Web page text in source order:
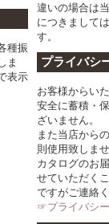
種振
ま
表示
違いの場合は
につきまして
す。
プライバシ
お客様からい
安全に蓄積・
ざいません。
また当店から
則使用致しま
カタログのお
せていただく
ですがご連絡
☞プライバシ